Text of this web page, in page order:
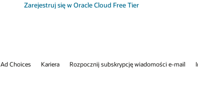
Zarejestruj się w Oracle Cloud Free Tier
Ad Choices Kariera Rozpocznij subskrypcję wiadomości e-mail